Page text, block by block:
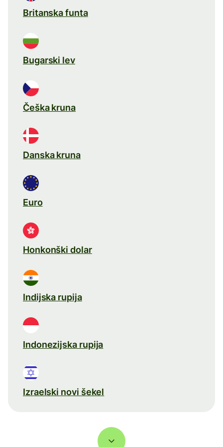
Britanska funta
Bugarski lev
Češka kruna
Danska kruna
Euro
Honkonški dolar
Indijska rupija
Indonezijska rupija
Izraelski novi šekel